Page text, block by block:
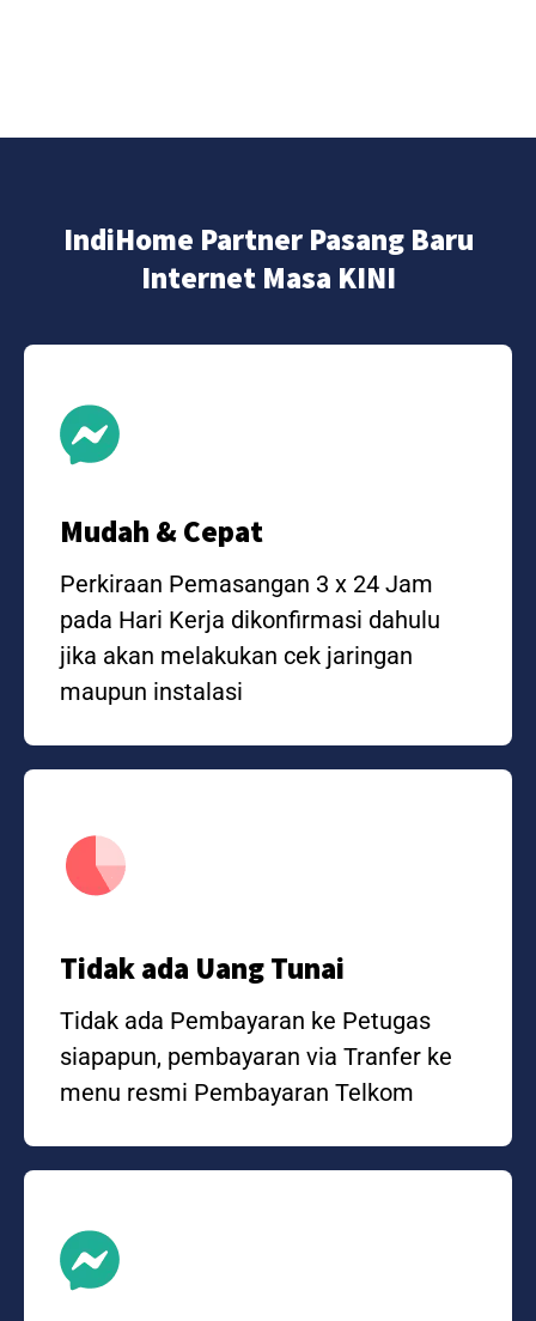
IndiHome Partner Pasang Baru
Internet Masa KINI
Mudah & Cepat
Perkiraan Pemasangan 3 x 24 Jam
pada Hari Kerja dikonfirmasi dahulu
jika akan melakukan cek jaringan
maupun instalasi
Tidak ada Uang Tunai
Tidak ada Pembayaran ke Petugas
siapapun, pembayaran via Tranfer ke
menu resmi Pembayaran Telkom